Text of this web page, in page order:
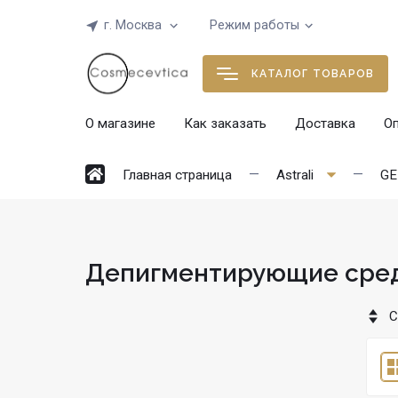
г. Москва Режим работы
КАТАЛОГ ТОВАРОВ
О магазине Как заказать Доставка
Главная страница Astrali
Депигментирующие